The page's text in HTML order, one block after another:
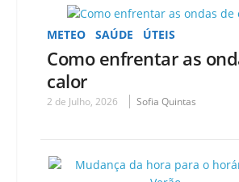
METEO SAÚDE ÚTEIS
Como enfrentar as
calor
2 de Julho, 2026 Sofia Quintas